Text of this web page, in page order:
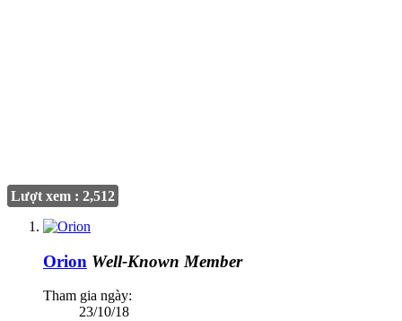
Lượt xem : 2,512
Orion Well-Known Member
Tham gia ngày:
23/10/18